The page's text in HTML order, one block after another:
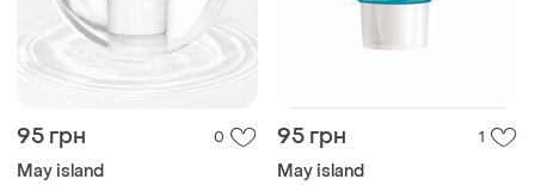
95 грн 0
May island
95 грн 1
May island